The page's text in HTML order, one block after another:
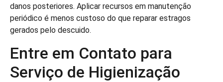
danos posteriores. Aplicar recursos em manutenção
periódico é menos custoso do que reparar estragos
gerados pelo descuido.
Entre em Contato para
Serviço de Higienização